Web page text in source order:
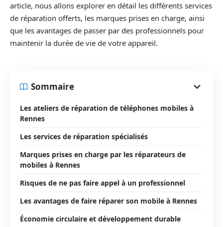
article, nous allons explorer en détail les différents services
de réparation offerts, les marques prises en charge, ainsi
que les avantages de passer par des professionnels pour
maintenir la durée de vie de votre appareil.
Sommaire
Les ateliers de réparation de téléphones mobiles à
Rennes
Les services de réparation spécialisés
Marques prises en charge par les réparateurs de
mobiles à Rennes
Risques de ne pas faire appel à un professionnel
Les avantages de faire réparer son mobile à Rennes
Économie circulaire et développement durable